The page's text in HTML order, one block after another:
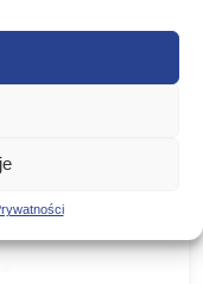
Nr2 Czerwony
Elegancki,